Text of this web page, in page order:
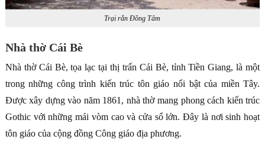
Trại rắn Đồng Tâm
Nhà thờ Cái Bè
Nhà thờ Cái Bè, tọa lạc tại thị trấn Cái Bè, tỉnh Tiền Giang, là một
trong những công trình kiến trúc tôn giáo nổi bật của miền Tây.
Được xây dựng vào năm 1861, nhà thờ mang phong cách kiến trúc
Gothic với những mái vòm cao và cửa sổ lớn. Đây là nơi sinh hoạt
tôn giáo của cộng đồng Công giáo địa phương.